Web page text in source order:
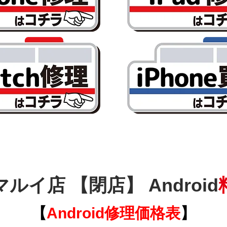
ルイ店 【閉店】 Android
【Android修理価格表】